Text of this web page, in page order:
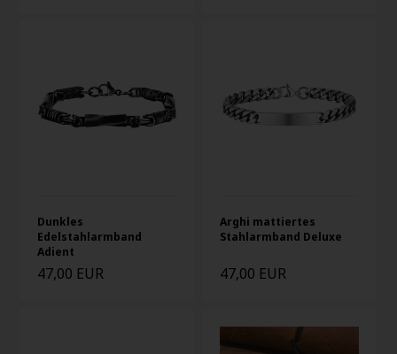
Dunkles
Edelstahlarmband
Adient
47,00 EUR
Arghi mattiertes
Stahlarmband Deluxe
47,00 EUR